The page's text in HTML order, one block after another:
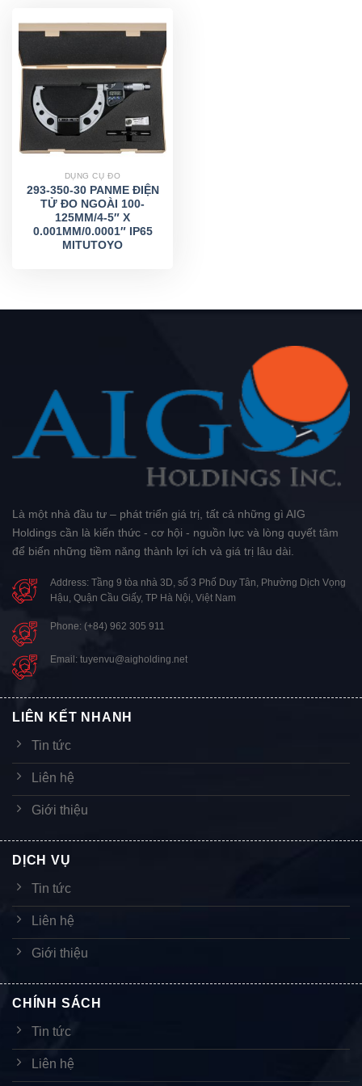
DỤNG CỤ ĐO
293-350-30 PANME ĐIỆN
TỬ ĐO NGOÀI 100-
125MM/4-5″ X
0.001MM/0.0001″ IP65
MITUTOYO
Là một nhà đầu tư – phát triển giá trị, tất cả những gì AIG
Holdings cần là kiến thức - cơ hội - nguồn lực và lòng quyết tâm
để biến những tiềm năng thành lợi ích và giá trị lâu dài.
Address: Tầng 9 tòa nhà 3D, số 3 Phố Duy Tân, Phường Dịch Vọng
Hậu, Quận Cầu Giấy, TP Hà Nội, Việt Nam
Phone: (+84) 962 305 911
Email: tuyenvu@aigholding.net
LIÊN KẾT NHANH
Tin tức
Liên hệ
Giới thiệu
DỊCH VỤ
Tin tức
Liên hệ
Giới thiệu
CHÍNH SÁCH
Tin tức
Liên hệ